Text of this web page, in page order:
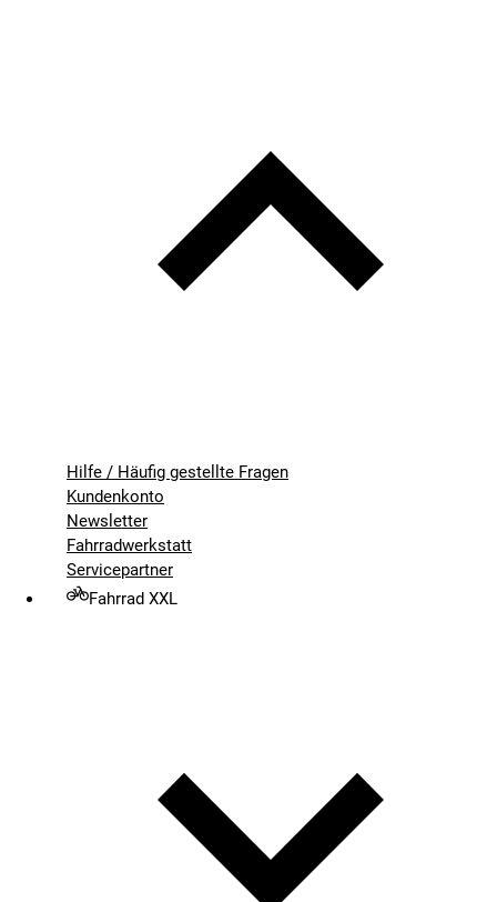
Hilfe / Häufig gestellte Fragen
Kundenkonto
Newsletter
Fahrradwerkstatt
Servicepartner
Fahrrad XXL